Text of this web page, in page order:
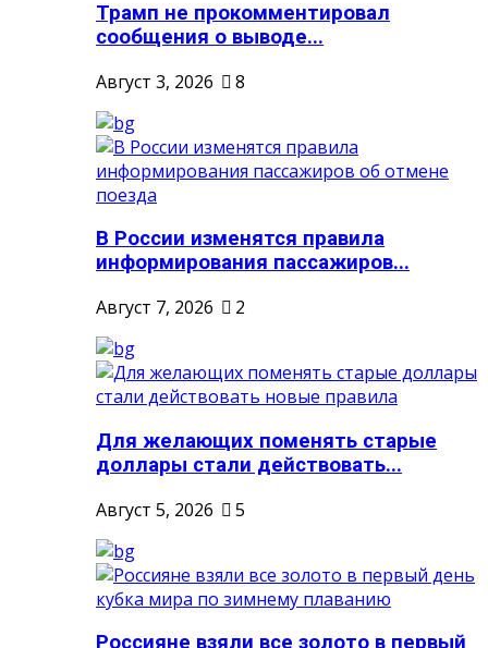
Трамп не прокомментировал
сообщения о выводе...
Август 3, 2026
8
В России изменятся правила
информирования пассажиров...
Август 7, 2026
2
Для желающих поменять старые
доллары стали действовать...
Август 5, 2026
5
Россияне взяли все золото в первый